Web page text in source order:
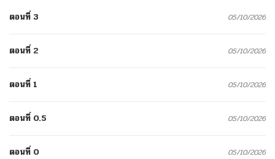
ตอนที่ 3 05/10/2026
ตอนที่ 2 05/10/2026
ตอนที่ 1 05/10/2026
ตอนที่ 0.5 05/10/2026
ตอนที่ 0 05/10/2026